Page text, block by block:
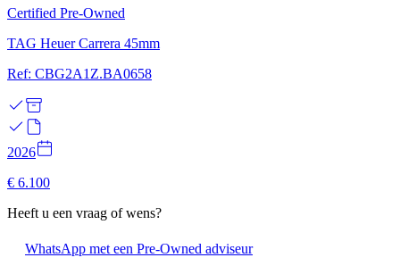
Certified Pre-Owned
TAG Heuer Carrera 45mm
Ref: CBG2A1Z.BA0658
2026
€ 6.100
Heeft u een vraag of wens?
WhatsApp met een Pre-Owned adviseur